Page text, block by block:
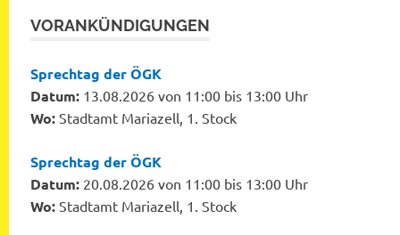
VORANKÜNDIGUNGEN
Sprechtag der ÖGK
Datum: 13.08.2026 von 11:00 bis 13:00 Uhr
Wo: Stadtamt Mariazell, 1. Stock
Sprechtag der ÖGK
Datum: 20.08.2026 von 11:00 bis 13:00 Uhr
Wo: Stadtamt Mariazell, 1. Stock